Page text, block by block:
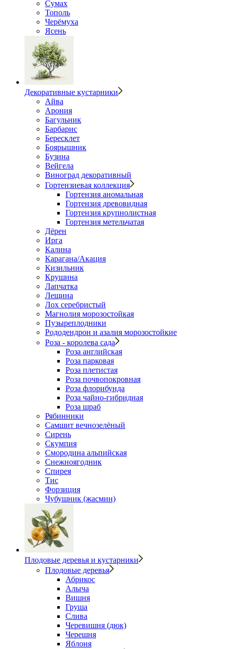
Сумах
Тополь
Черёмуха
Ясень
Декоративные кустарники
Айва
Арония
Багульник
Барбарис
Бересклет
Боярышник
Бузина
Вейгела
Виноград декоративный
Гортензиевая коллекция
Гортензия аномальная
Гортензия древовидная
Гортензия крупнолистная
Гортензия метельчатая
Дёрен
Ирга
Калина
Карагана/Акация
Кизильник
Крушина
Лапчатка
Лещина
Лох серебристый
Магнолия морозостойкая
Пузыреплодники
Рододендрон и азалия морозостойкие
Роза - королева сада
Роза английская
Роза парковая
Роза плетистая
Роза почвопокровная
Роза флорибунда
Роза чайно-гибридная
Роза шраб
Рябинники
Самшит вечнозелёный
Сирень
Скумпия
Смородина альпийская
Снежноягодник
Спирея
Тис
Форзиция
Чубушник (жасмин)
Плодовые деревья и кустарники
Плодовые деревья
Абрикос
Алыча
Вишня
Груша
Слива
Черевишня (дюк)
Черешня
Яблоня